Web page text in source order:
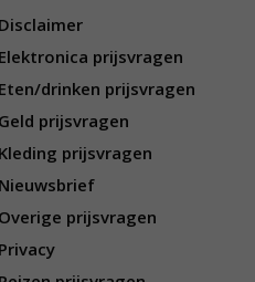
prijsvragen
drinken prijsvragen
prijsvragen
prijsvragen
prijsvragen